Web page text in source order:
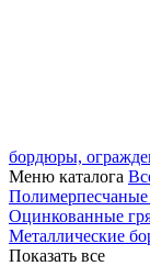
бордюры,
Меню каталога
Полимерпесчаные
Оцинкованные
Металлические
Показать все